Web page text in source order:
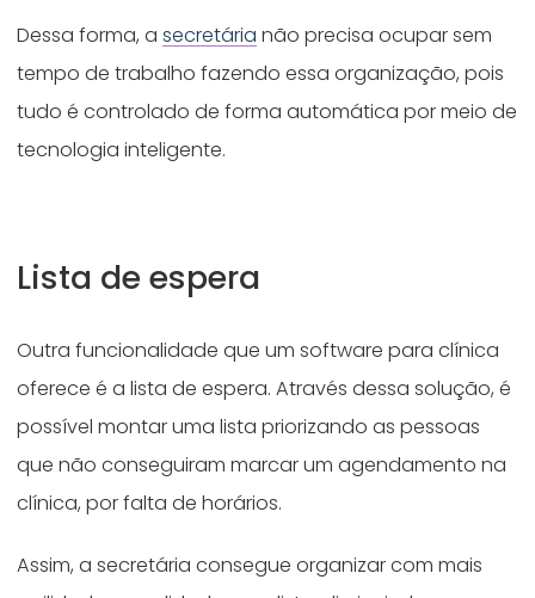
Dessa forma, asecretária não precisa ocupar sem
tempo de trabalho fazendo essa organização, pois
tudo é controlado de forma automática por meio de
tecnologia inteligente.
Lista de espera
Outra funcionalidade que um software para clínica
oferece é a lista de espera. Através dessa solução, é
possível montar uma lista priorizando as pessoas
que não conseguiram marcar um agendamento na
clínica, por falta de horários.
Assim, a secretária consegue organizar com mais